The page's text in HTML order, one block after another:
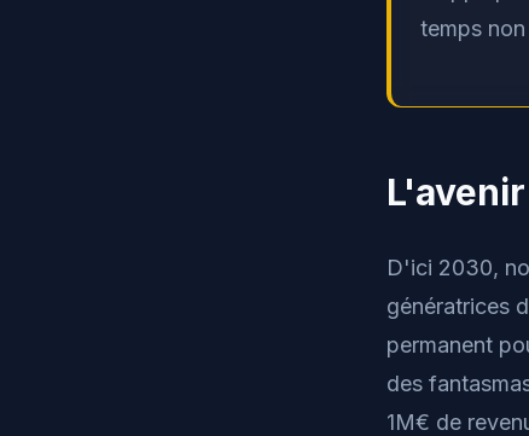
temps
D'ici 2030,
génératrices
permanent
des
1M€ de